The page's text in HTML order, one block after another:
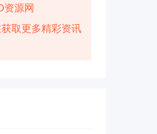
资源网
取更多精彩资讯